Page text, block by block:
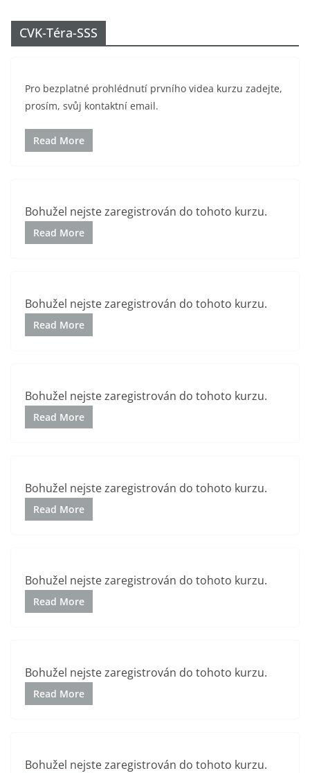
obsah
CVK-Téra-SSS
Pro bezplatné prohlédnutí prvního videa kurzu zadejte,
prosím, svůj kontaktní email.
Read More
Bohužel nejste zaregistrován do tohoto kurzu.
Read More
Bohužel nejste zaregistrován do tohoto kurzu.
Read More
Bohužel nejste zaregistrován do tohoto kurzu.
Read More
Bohužel nejste zaregistrován do tohoto kurzu.
Read More
Bohužel nejste zaregistrován do tohoto kurzu.
Read More
Bohužel nejste zaregistrován do tohoto kurzu.
Read More
Bohužel nejste zaregistrován do tohoto kurzu.